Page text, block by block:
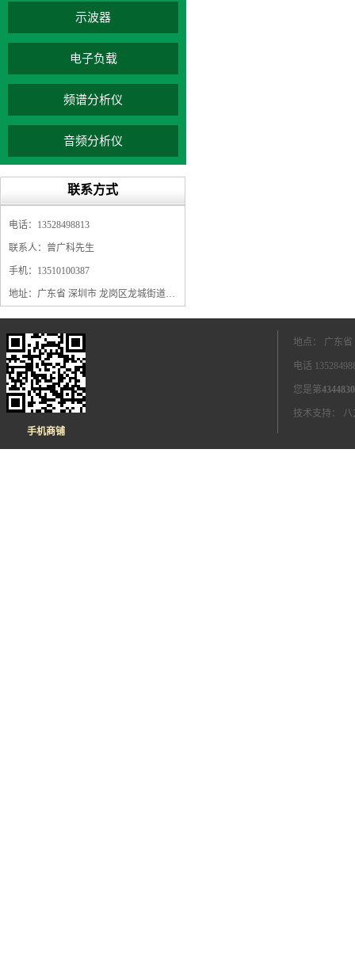
示波器
电子负载
频谱分析仪
音频分析仪
联系方式
电话：13528498813
联系人：曾广科先生
手机：13510100387
地址：广东省 深圳市 龙岗区龙城街道龙翔大道9009号珠江广场A1栋5F
手机商铺
地点： 广东
电话
您是第4344830
技术支持： 八